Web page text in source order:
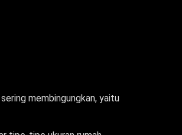
membingungkan, yaitu